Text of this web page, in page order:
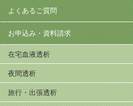
よくあるご質問
お申込み・資料請求
在宅血液透析
夜間透析
旅行・出張透析